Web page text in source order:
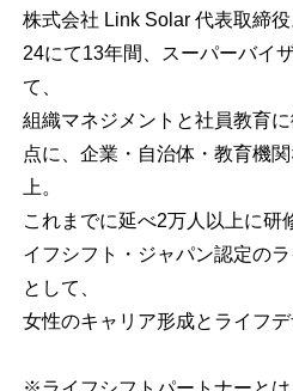
株式会社 Link Solar 代表取締
24にて13年間、スーパーバイ
て、
組織マネジメントと社員教育
点に、企業・自治体・教育機
上。
これまでに延べ2万人以上に研
イフシフト・ジャパン認定の
として、
女性のキャリア形成とライフデ